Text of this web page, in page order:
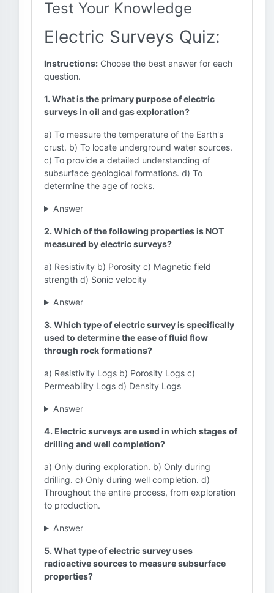
Test Your Knowledge
Electric Surveys Quiz:
Instructions: Choose the best answer for each
question.
1. What is the primary purpose of electric
surveys in oil and gas exploration?
a) To measure the temperature of the Earth's
crust. b) To locate underground water sources.
c) To provide a detailed understanding of
subsurface geological formations. d) To
determine the age of rocks.
Answer
2. Which of the following properties is NOT
measured by electric surveys?
a) Resistivity b) Porosity c) Magnetic field
strength d) Sonic velocity
Answer
3. Which type of electric survey is specifically
used to determine the ease of fluid flow
through rock formations?
a) Resistivity Logs b) Porosity Logs c)
Permeability Logs d) Density Logs
Answer
4. Electric surveys are used in which stages of
drilling and well completion?
a) Only during exploration. b) Only during
drilling. c) Only during well completion. d)
Throughout the entire process, from exploration
to production.
Answer
5. What type of electric survey uses
radioactive sources to measure subsurface
properties?